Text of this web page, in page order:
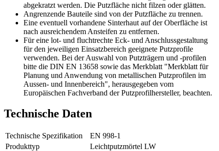
abgekratzt werden. Die Putzfläche nicht filzen oder glätten.
Angrenzende Bauteile sind von der Putzfläche zu trennen.
Eine eventuell vorhandene Sinterhaut auf der Oberfläche ist
nach ausreichendem Ansteifen zu entfernen.
Für eine lot- und fluchtrechte Eck- und Anschlussgestaltung
für den jeweiligen Einsatzbereich geeignete Putzprofile
verwenden. Bei der Auswahl von Putzträgern und -profilen
bitte die DIN EN 13658 sowie das Merkblatt "Merkblatt für
Planung und Anwendung von metallischen Putzprofilen im
Aussen- und Innenbereich", herausgegeben vom
Europäischen Fachverband der Putzprofilhersteller, beachten.
Technische Daten
Technische Spezifikation
EN 998-1
Produkttyp
Leichtputzmörtel LW